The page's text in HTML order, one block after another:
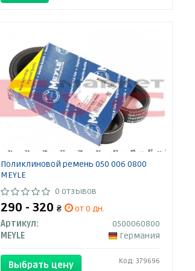
Поликлиновой ремень 050 006 0800
MEYLE
0 отзывов
290 - 320₴
от 0 дн.
Артикул:
0500060800
MEYLE
Германия
Выбрать цену Код: 379696